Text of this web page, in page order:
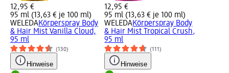
12,95 €
95 ml (13,63 € je 100 ml)
WELEDAKörperspray Body
& Hair Mist Vanilla Cloud,
95 ml
(130)
Hinweise
12,95 €
95 ml (13,63 € je 100 ml)
WELEDAKörperspray Body
& Hair Mist Tropical Crush,
95 ml
(111)
Hinweise